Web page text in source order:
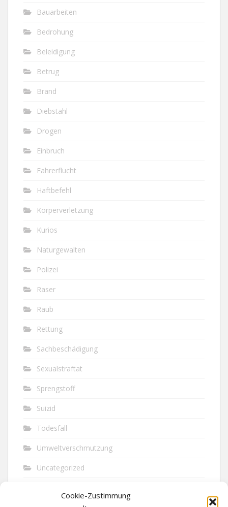
Cookie-Zustimmung
Bauarbeiten
Bedrohung
Beleidigung
Betrug
Brand
Diebstahl
Drogen
Einbruch
Fahrerflucht
Haftbefehl
Körperverletzung
Kurios
Naturgewalten
Polizei
Raser
Raub
Rettung
Sachbeschädigung
Sexualstraftat
Sprengstoff
Suizid
Todesfall
Umweltverschmutzung
Uncategorized